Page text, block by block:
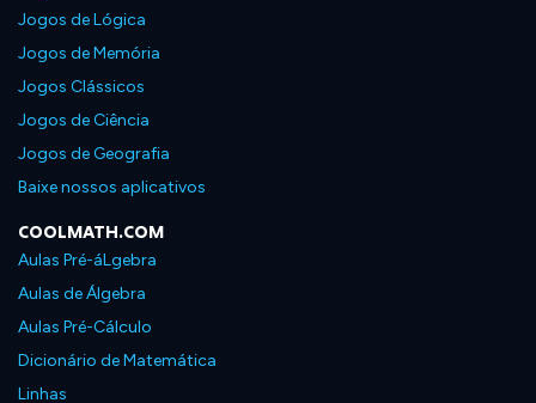
Jogos de Lógica
Jogos de Memória
Jogos Clássicos
Jogos de Ciência
Jogos de Geografia
Baixe nossos aplicativos
COOLMATH.COM
Aulas Pré-áLgebra
Aulas de Álgebra
Aulas Pré-Cálculo
Dicionário de Matemática
Linhas